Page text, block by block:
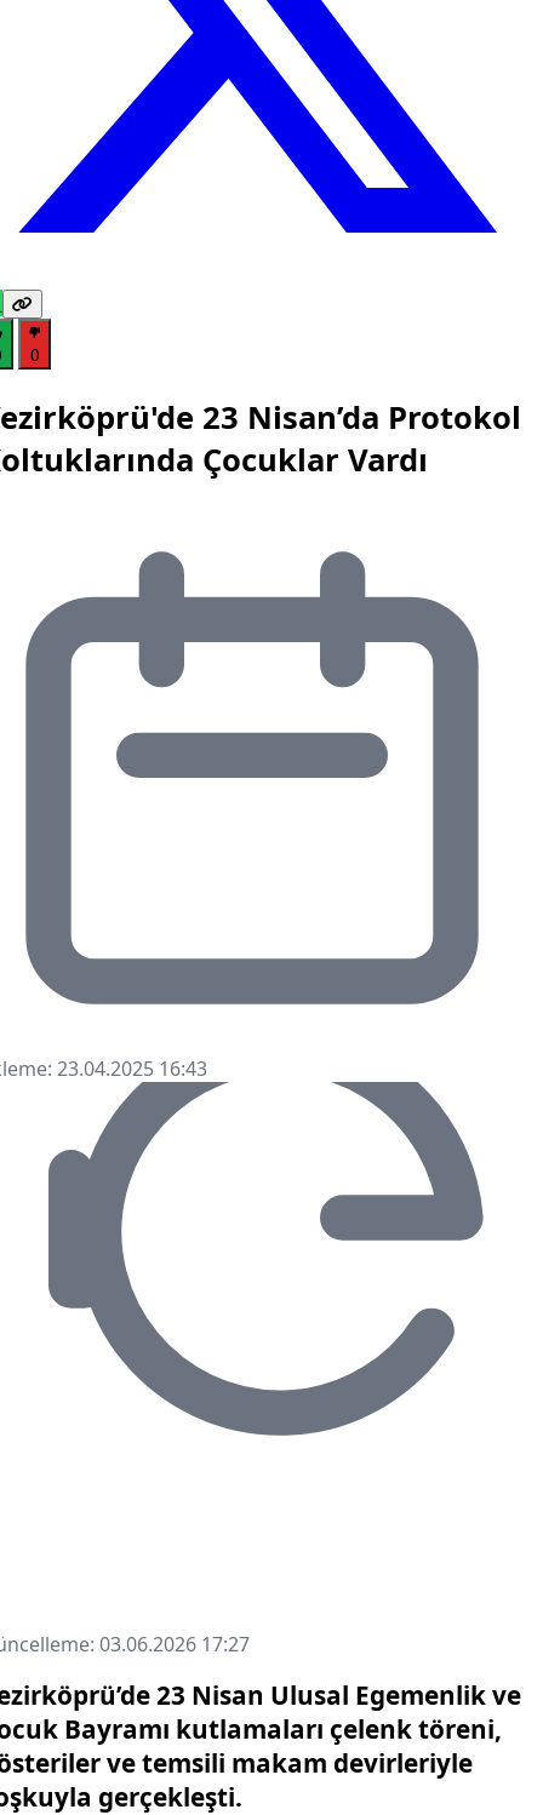
0
23 Nisan’da Protokol
Çocuklar Vardı
23.04.2025 16:43
03.06.2026 17:27
23 Nisan Ulusal Egemenlik ve
Bayramı kutlamaları çelenk töreni,
ve temsili makam devirleriyle
gerçekleşti.